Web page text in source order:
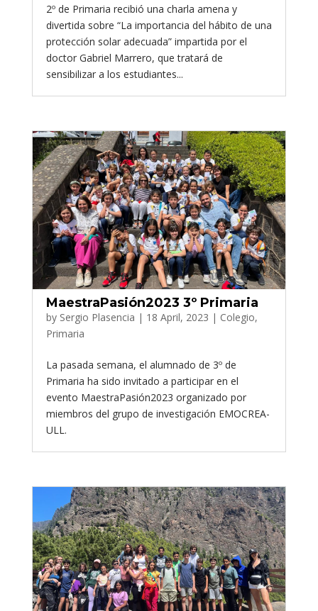
2º de Primaria recibió una charla amena y
divertida sobre “La importancia del hábito de una
protección solar adecuada” impartida por el
doctor Gabriel Marrero, que tratará de
sensibilizar a los estudiantes...
MaestraPasión2023 3º Primaria
by Sergio Plasencia | 18 April, 2023 | Colegio,
Primaria
La pasada semana, el alumnado de 3º de
Primaria ha sido invitado a participar en el
evento MaestraPasión2023 organizado por
miembros del grupo de investigación EMOCREA-
ULL.